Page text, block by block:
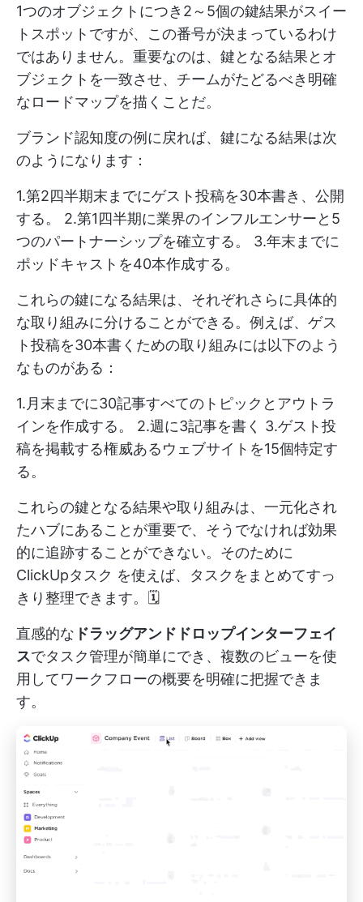
1つのオブジェクトにつき2～5個の鍵結果がスイー
トスポットですが、この番号が決まっているわけ
ではありません。重要なのは、鍵となる結果とオ
ブジェクトを一致させ、チームがたどるべき明確
なロードマップを描くことだ。
ブランド認知度の例に戻れば、鍵になる結果は次
のようになります：
1.第2四半期末までにゲスト投稿を30本書き、公開
する。 2.第1四半期に業界のインフルエンサーと5
つのパートナーシップを確立する。 3.年末までに
ポッドキャストを40本作成する。
これらの鍵になる結果は、それぞれさらに具体的
な取り組みに分けることができる。例えば、ゲス
ト投稿を30本書くための取り組みには以下のよう
なものがある：
1.月末までに30記事すべてのトピックとアウトラ
インを作成する。 2.週に3記事を書く 3.ゲスト投
稿を掲載する権威あるウェブサイトを15個特定す
る。
これらの鍵となる結果や取り組みは、一元化され
たハブにあることが重要で、そうでなければ効果
的に追跡することができない。そのために
ClickUpタスク を使えば、タスクをまとめてすっ
きり整理できます。🗓️
直感的な ドラッグアンドドロップインターフェイ
スでタスク管理が簡単にでき、複数のビューを使
用してワークフローの概要を明確に把握できま
す。